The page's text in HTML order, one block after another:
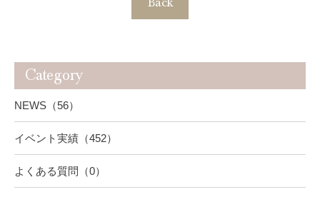
Category
NEWS（56）
イベント実績（452）
よくある質問（0）